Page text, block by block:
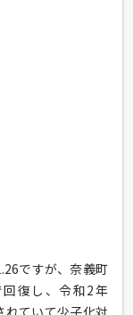
ですが、奈義町
復し、令和2年
れていて少子化対